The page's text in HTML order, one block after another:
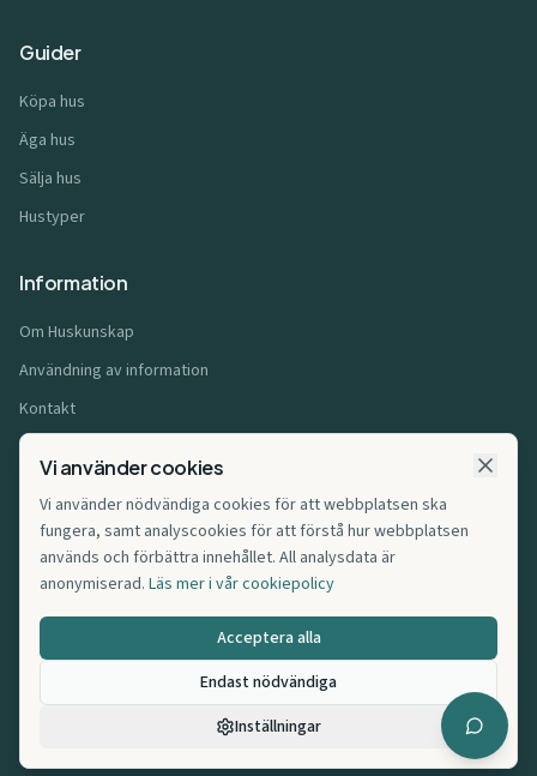
Guider
Köpa hus
Äga hus
Sälja hus
Hustyper
Information
Om Huskunskap
Användning av information
Kontakt
Användarvillkor
Cookiepolicy
Affiliatepolicy
Cookie-inställningar
Huskunskap.se. Alla rättigheter förbehållna.
Vi använder cookies
Vi använder nödvändiga cookies för att webbplatsen ska
fungera, samt analyscookies för att förstå hur webbplatsen
används och förbättra innehållet. All analysdata är
anonymiserad. Läs mer i vår cookiepolicy
Acceptera alla
Endast nödvändiga
Inställningar